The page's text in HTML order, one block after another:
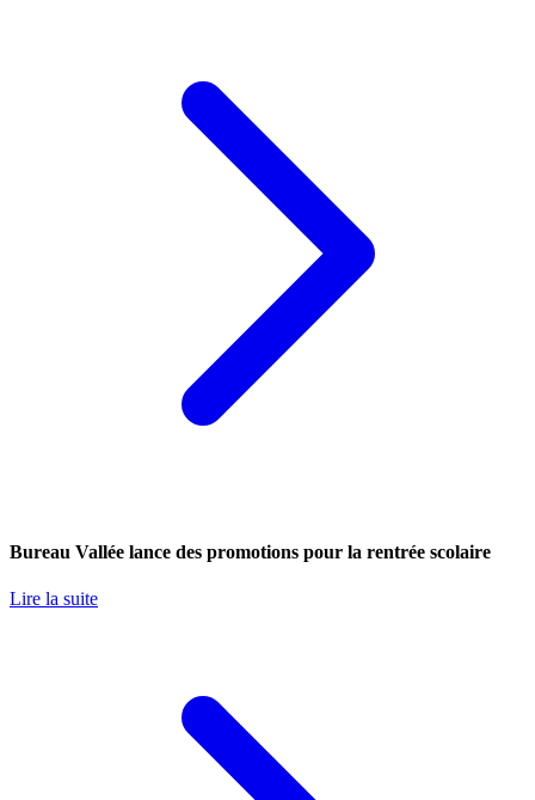
Bureau Vallée lance des promotions pour la rentrée scolaire
Lire la suite